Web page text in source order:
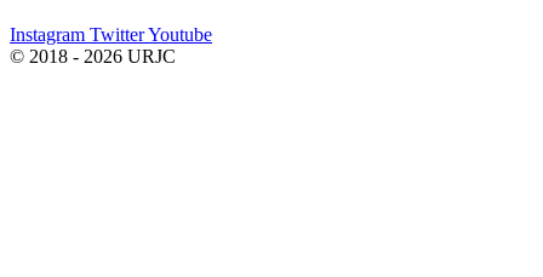
Instagram TwitterYoutube
© 2018 - 2026 URJC